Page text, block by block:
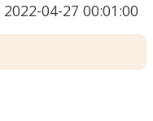
2022-04-27 00:01:00